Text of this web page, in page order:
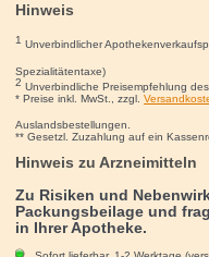
Hinweis
1 Unverbindlicher
Spezialitätentaxe)
2 Unverbindliche Preisempfehlung
* Preise inkl. MwSt., zzgl.
Auslandsbestellungen.
** Gesetzl. Zuzahlung auf ein
Hinweis zu Arzneimitteln
Zu Risiken und
Packungsbeilage und
in Ihrer Apotheke.